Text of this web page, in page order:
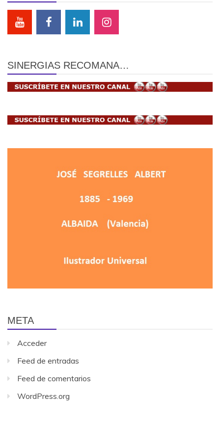
SINERGIAS RECOMANA…
META
Acceder
Feed de entradas
Feed de comentarios
WordPress.org